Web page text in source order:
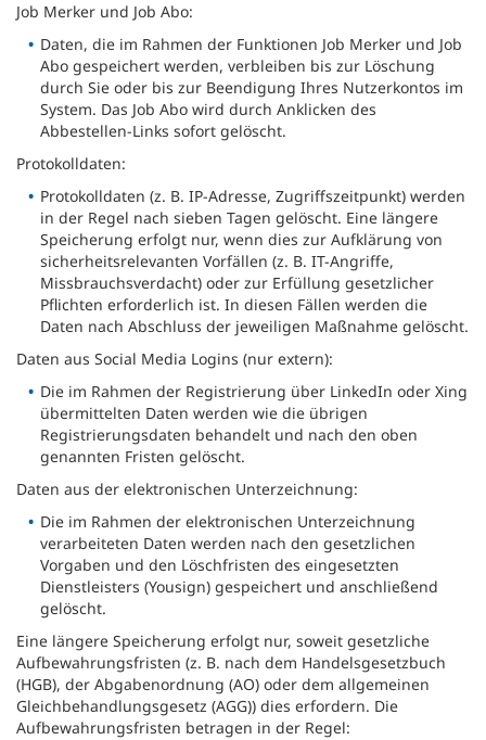
Job Merker und Job Abo:
Daten, die im Rahmen der Funktionen Job Merker und Job
Abo gespeichert werden, verbleiben bis zur Löschung
durch Sie oder bis zur Beendigung Ihres Nutzerkontos im
System. Das Job Abo wird durch Anklicken des
Abbestellen-Links sofort gelöscht.
Protokolldaten:
Protokolldaten (z. B. IP-Adresse, Zugriffszeitpunkt) werden
in der Regel nach sieben Tagen gelöscht. Eine längere
Speicherung erfolgt nur, wenn dies zur Aufklärung von
sicherheitsrelevanten Vorfällen (z. B. IT-Angriffe,
Missbrauchsverdacht) oder zur Erfüllung gesetzlicher
Pflichten erforderlich ist. In diesen Fällen werden die
Daten nach Abschluss der jeweiligen Maßnahme gelöscht.
Daten aus Social Media Logins (nur extern):
Die im Rahmen der Registrierung über LinkedIn oder Xing
übermittelten Daten werden wie die übrigen
Registrierungsdaten behandelt und nach den oben
genannten Fristen gelöscht.
Daten aus der elektronischen Unterzeichnung:
Die im Rahmen der elektronischen Unterzeichnung
verarbeiteten Daten werden nach den gesetzlichen
Vorgaben und den Löschfristen des eingesetzten
Dienstleisters (Yousign) gespeichert und anschließend
gelöscht.
Eine längere Speicherung erfolgt nur, soweit gesetzliche
Aufbewahrungsfristen (z. B. nach dem Handelsgesetzbuch
(HGB), der Abgabenordnung (AO) oder dem allgemeinen
Gleichbehandlungsgesetz (AGG)) dies erfordern. Die
Aufbewahrungsfristen betragen in der Regel: